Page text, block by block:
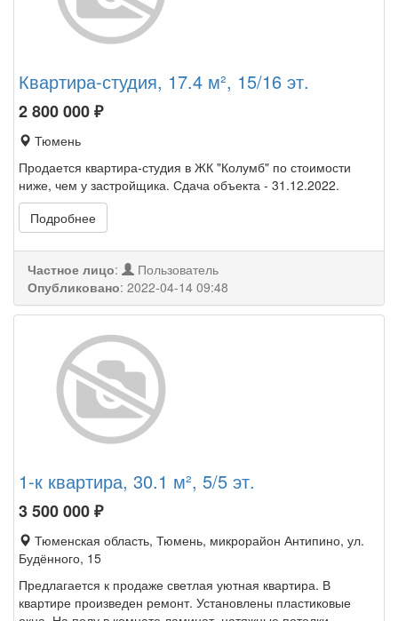
Квартира-студия, 17.4 м², 15/16 эт.
2 800 000₽
Тюмень
Продается квартира-студия в ЖК "Колумб" по стоимости
ниже, чем у застройщика. Сдача объекта - 31.12.2022.
Подробнее
Частное лицо:
Пользователь
Опубликовано: 2022-04-14 09:48
1-к квартира, 30.1 м², 5/5 эт.
3 500 000₽
Тюменская область, Тюмень, микрорайон Антипино, ул.
Будённого, 15
Предлагается к продаже светлая уютная квартира. В
квартире произведен ремонт. Установлены пластиковые